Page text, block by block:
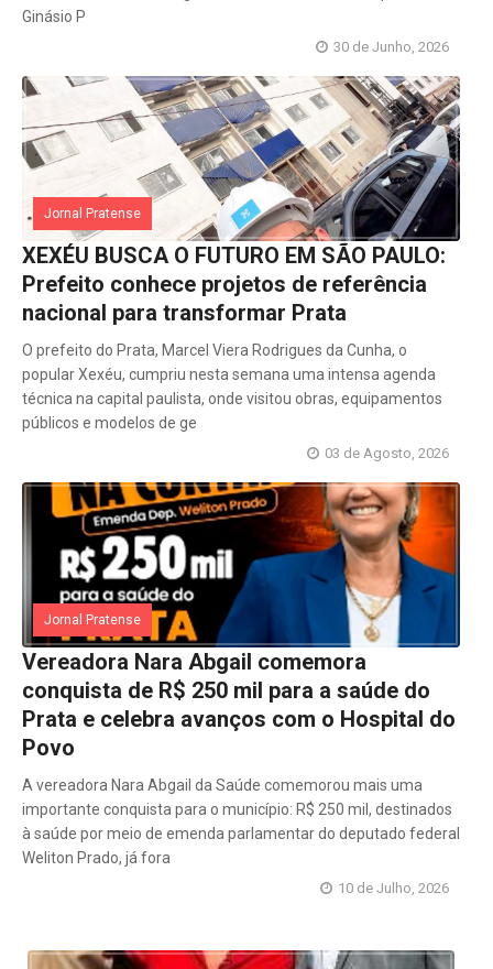
Ginásio P
30 de Junho, 2026
Jornal Pratense
XEXÉU BUSCA O FUTURO EM SÃO PAULO:
Prefeito conhece projetos de referência
nacional para transformar Prata
O prefeito do Prata, Marcel Viera Rodrigues da Cunha, o
popular Xexéu, cumpriu nesta semana uma intensa agenda
técnica na capital paulista, onde visitou obras, equipamentos
públicos e modelos de ge
03 de Agosto, 2026
Jornal Pratense
Vereadora Nara Abgail comemora
conquista de R$ 250 mil para a saúde do
Prata e celebra avanços com o Hospital do
Povo
A vereadora Nara Abgail da Saúde comemorou mais uma
importante conquista para o município: R$ 250 mil, destinados
à saúde por meio de emenda parlamentar do deputado federal
Weliton Prado, já fora
10 de Julho, 2026